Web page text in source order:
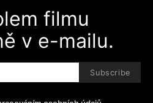
filmu
v e-mailu.
Subscribe